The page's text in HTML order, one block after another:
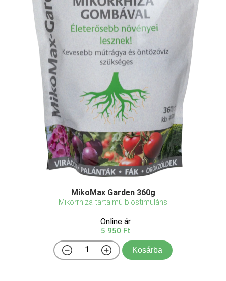
MikoMax Garden 360g
Mikorrhiza tartalmú biostimuláns
Online ár
5 950 Ft
Kosárba